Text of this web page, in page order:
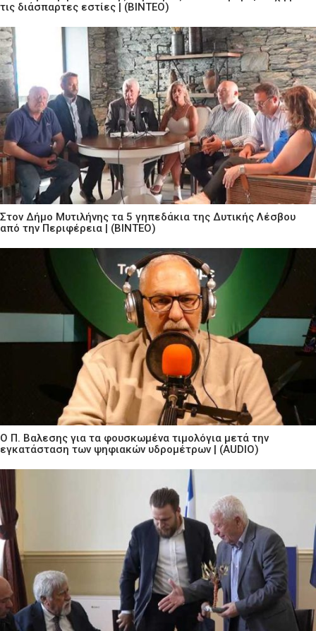
τις διάσπαρτες εστίες | (ΒΙΝΤΕΟ)
Στον Δήμο Μυτιλήνης τα 5 γηπεδάκια της Δυτικής Λέσβου
από την Περιφέρεια | (ΒΙΝΤΕΟ)
Ο Π. Βαλεσης για τα φουσκωμένα τιμολόγια μετά την
εγκατάσταση των ψηφιακών υδρομέτρων | (AUDIO)